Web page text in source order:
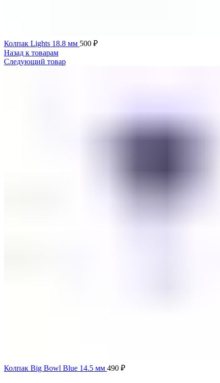
Колпак Lights 18.8 мм 500 ₽
Назад к товарам
Следующий товар
Колпак Big Bowl Blue 14.5 мм 490 ₽